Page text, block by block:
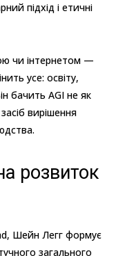
підхід і етичні
чи інтернетом —
усе: освіту,
бачить AGI не як
вирішення
розвиток
Шейн Легг формує
загального